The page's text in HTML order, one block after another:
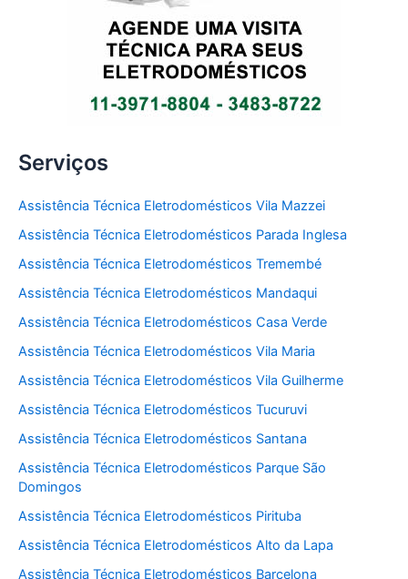
Serviços
Assistência Técnica Eletrodomésticos Vila Mazzei
Assistência Técnica Eletrodomésticos Parada Inglesa
Assistência Técnica Eletrodomésticos Tremembé
Assistência Técnica Eletrodomésticos Mandaqui
Assistência Técnica Eletrodomésticos Casa Verde
Assistência Técnica Eletrodomésticos Vila Maria
Assistência Técnica Eletrodomésticos Vila Guilherme
Assistência Técnica Eletrodomésticos Tucuruvi
Assistência Técnica Eletrodomésticos Santana
Assistência Técnica Eletrodomésticos Parque São
Domingos
Assistência Técnica Eletrodomésticos Pirituba
Assistência Técnica Eletrodomésticos Alto da Lapa
Assistência Técnica Eletrodomésticos Barcelona